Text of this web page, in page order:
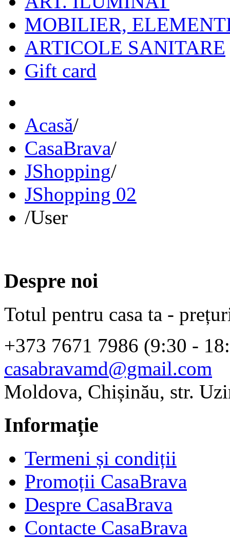
MOBILIER,
ARTICOLE SANITARE
Gift card
Acasă/
CasaBrava/
JShopping/
JShopping 02
/User
Despre noi
Totul pentru casa ta -
+373 7671 7986 (9:30 -
casabravamd@gmail.com
Moldova, Chișinău, str.
Informație
Termeni și condiții
Promoții CasaBrava
Despre CasaBrava
Contacte CasaBrava